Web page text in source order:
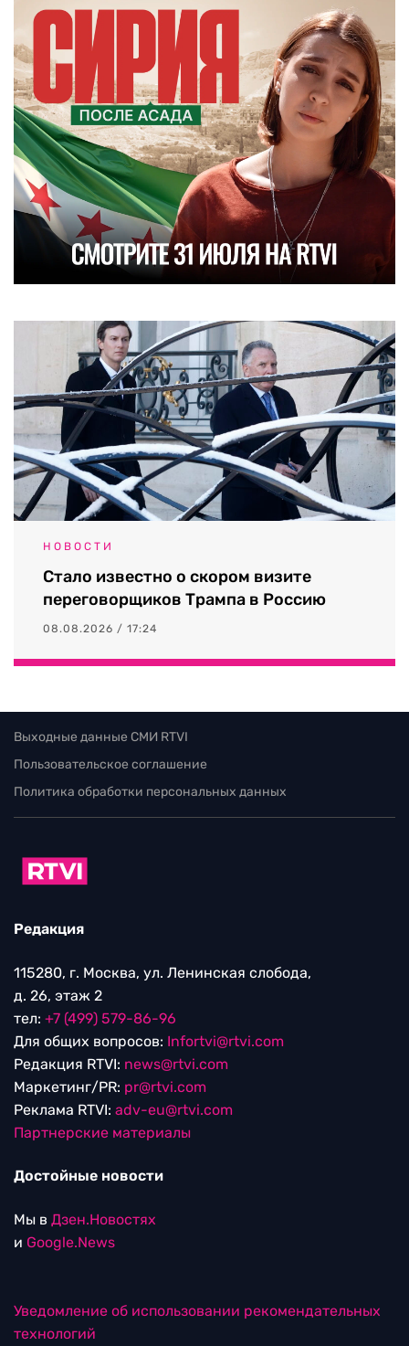
НОВОСТИ
Стало известно о скором визите
переговорщиков Трампа в Россию
08.08.2026 / 17:24
Выходные данные СМИ RTVI
Пользовательское соглашение
Политика обработки персональных данных
Редакция
115280, г. Москва, ул. Ленинская слобода,
д. 26, этаж 2
тел: +7 (499) 579-86-96
Для общих вопросов: Infortvi@rtvi.com
Редакция RTVI: news@rtvi.com
Маркетинг/PR: pr@rtvi.com
Реклама RTVI: adv-eu@rtvi.com
Партнерские материалы
Достойные новости
Мы в Дзен.Новостях
и Google.News
Уведомление об использовании рекомендательных
технологий